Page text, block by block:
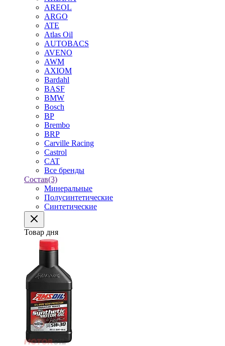
AREOL
ARGO
ATE
Atlas Oil
AUTOBACS
AVENO
AWM
AXIOM
Bardahl
BASF
BMW
Bosch
BP
Brembo
BRP
Carville Racing
Castrol
CAT
Все бренды
Состав(3)
Минеральные
Полусинтетические
Синтетические
Товар дня